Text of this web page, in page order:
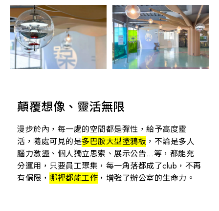
顛覆想像、靈活無限
漫步於內，每一處的空間都是彈性，給予高度靈
活，隨處可見的是多巴胺大型塗鴉板 ，不論是多人
腦力激盪、個人獨立思索、展示公告…等，都能充
分運用，只要員工聚集，每一角落都成了club，不再
有侷限， 哪裡都能工作 ，增強了辦公室的生命力。